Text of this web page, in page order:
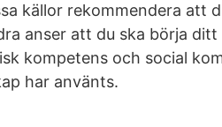
källor rekommendera att
anser att du ska börja ditt
kompetens och social
har använts.